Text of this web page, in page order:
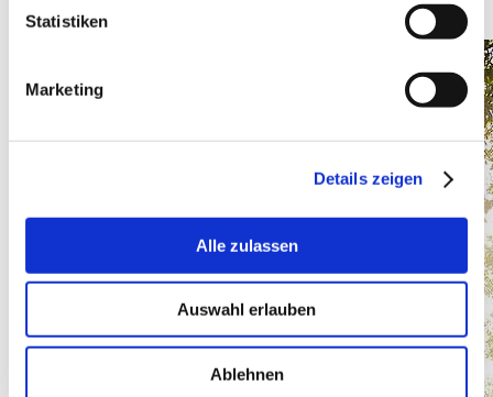
Statistiken
Marketing
Details zeigen
Alle zulassen
Auswahl erlauben
Ablehnen
GÜNSTIGE GRABMALE BIS 980€